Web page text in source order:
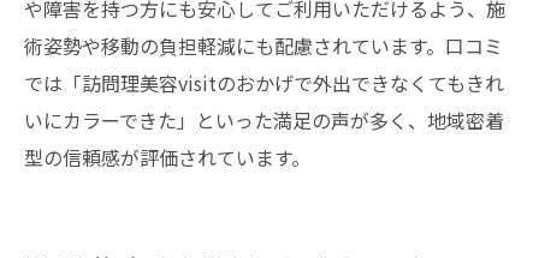
や障害を持つ方にも安心してご利用いただけるよう、施
術姿勢や移動の負担軽減にも配慮されています。口コミ
では「訪問理美容visitのおかげで外出できなくてもきれ
いにカラーできた」といった満足の声が多く、地域密着
型の信頼感が評価されています。